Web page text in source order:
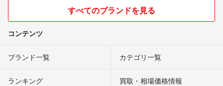
すべてのブランドを見る
コンテンツ
ブランド一覧 カテゴリ一覧
ランキング 買取・相場価格情報